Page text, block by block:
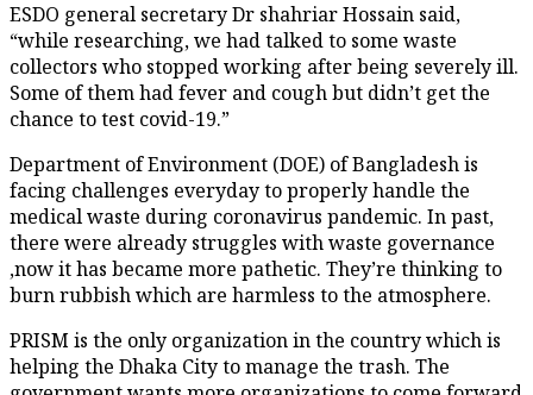
ESDO general secretary Dr shahriar Hossain said,
“while researching, we had talked to some waste
collectors who stopped working after being severely ill.
Some of them had fever and cough but didn’t get the
chance to test covid-19.”
Department of Environment (DOE) of Bangladesh is
facing challenges everyday to properly handle the
medical waste during coronavirus pandemic. In past,
there were already struggles with waste governance
,now it has became more pathetic. They’re thinking to
burn rubbish which are harmless to the atmosphere.
PRISM is the only organization in the country which is
helping the Dhaka City to manage the trash. The